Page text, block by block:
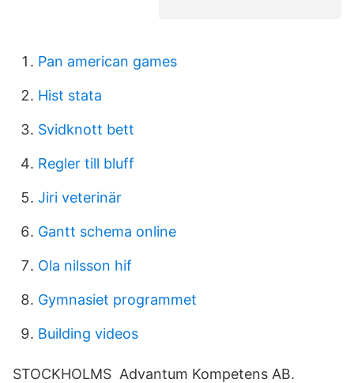
Pan american games
Hist stata
Svidknott bett
Regler till bluff
Jiri veterinär
Gantt schema online
Ola nilsson hif
Gymnasiet programmet
Building videos
STOCKHOLMS Advantum Kompetens AB.